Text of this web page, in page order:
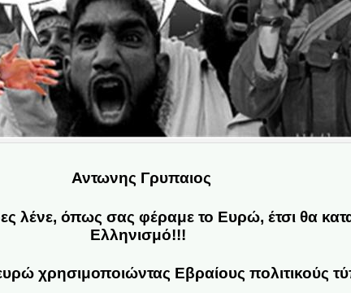
Αντωνης Γρυπαιος
λένε, όπως σας φέραμε το Ευρώ, έτσι θα
Ελληνισμό!!!
χρησιμοποιώντας Εβραίους πολιτικούς